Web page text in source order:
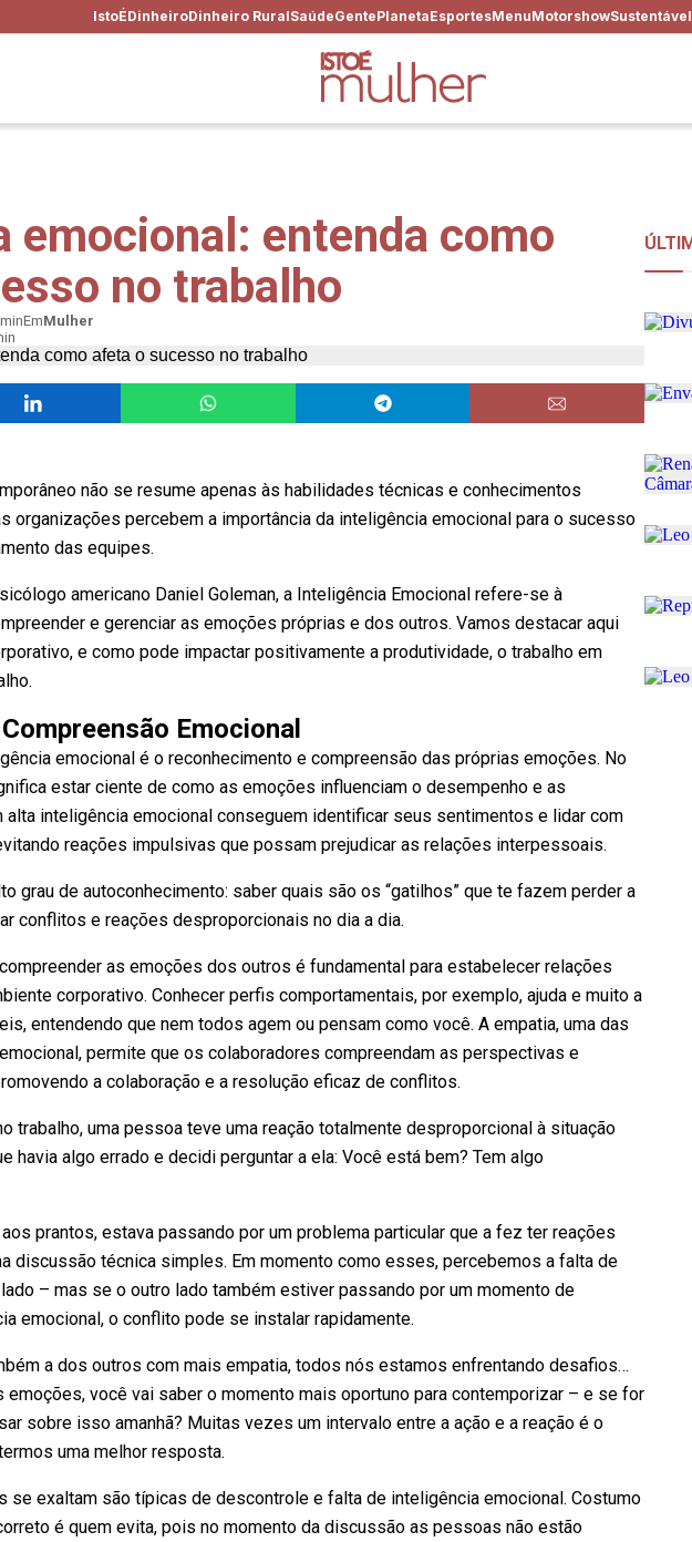
IstoÉDinheiroDinheiro RuralSaúdeGentePlanetaEsportesMenuMotorshowSustentável
emocional: entenda como
no trabalho
EmMulher
não se resume apenas às habilidades técnicas e conhecimentos
organizações percebem a importância da inteligência emocional para o sucesso
das equipes.
americano Daniel Goleman, a Inteligência Emocional refere-se à
e gerenciar as emoções próprias e dos outros. Vamos destacar aqui
e como pode impactar positivamente a produtividade, o trabalho em
Emocional
emocional é o reconhecimento e compreensão das próprias emoções. No
estar ciente de como as emoções influenciam o desempenho e as
inteligência emocional conseguem identificar seus sentimentos e lidar com
reações impulsivas que possam prejudicar as relações interpessoais.
grau de autoconhecimento: saber quais são os “gatilhos” que te fazem perder a
conflitos e reações desproporcionais no dia a dia.
as emoções dos outros é fundamental para estabelecer relações
corporativo. Conhecer perfis comportamentais, por exemplo, ajuda e muito a
entendendo que nem todos agem ou pensam como você. A empatia, uma das
permite que os colaboradores compreendam as perspectivas e
a colaboração e a resolução eficaz de conflitos.
trabalho, uma pessoa teve uma reação totalmente desproporcional à situação
havia algo errado e decidi perguntar a ela: Você está bem? Tem algo
prantos, estava passando por um problema particular que a fez ter reações
discussão técnica simples. Em momento como esses, percebemos a falta de
– mas se o outro lado também estiver passando por um momento de
emocional, o conflito pode se instalar rapidamente.
a dos outros com mais empatia, todos nós estamos enfrentando desafios…
emoções, você vai saber o momento mais oportuno para contemporizar – e se for
sobre isso amanhã? Muitas vezes um intervalo entre a ação e a reação é o
uma melhor resposta.
se exaltam são típicas de descontrole e falta de inteligência emocional. Costumo
é quem evita, pois no momento da discussão as pessoas não estão